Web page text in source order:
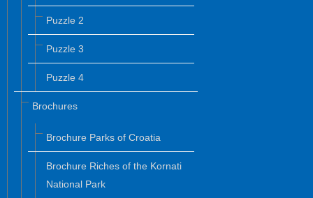
Puzzle 2
Puzzle 3
Puzzle 4
Brochures
Brochure Parks of Croatia
Brochure Riches of the Kornati
National Park